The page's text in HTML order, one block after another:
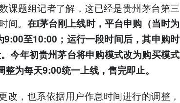
课题组记者了解，这已经是贵州茅台第三
间。 在i茅台刚上线时，平台申购（当时为
9:00至10:00；运行一段时间后，其申购时
今年初贵州茅台将申购模式改为购买模式
为每天9:00统一上线，售完即止。
改，也系依据用户作息时间进行的调整，